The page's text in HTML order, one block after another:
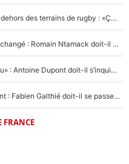
La raison d'être de Matthieu Jalibert en dehors des terrains de rugby : «Ça m'atteint autant que si tu touches à un membre de ma famille»
XV de France - Matthieu Jalibert a tout changé : Romain Ntamack doit-il s’inquiéter pour sa place à un an de la Coupe du monde ?
«Le XV de France est meilleur avec Lucu» : Antoine Dupont doit-il s’inquiéter pour sa place ?
Le XV de France a trouvé son remplaçant : Fabien Galthié doit-il se passer d'Antoine Dupont ?
FRANCE